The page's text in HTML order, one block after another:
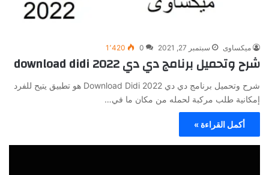
ميكساوى سبتمبر 27, 2021 0 1٬420
شرح وتحميل برنامج دي دي 2022 download didi
شرح وتحميل برنامج دي دي 2022 Download Didi هو تطبيق يتيح للفرد
إمكانية طلب مركبة لحمله من مكان ما في…
أكمل القراءة »